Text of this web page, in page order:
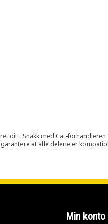
ditt. Snakk med Cat-
at alle delene er
Min konto